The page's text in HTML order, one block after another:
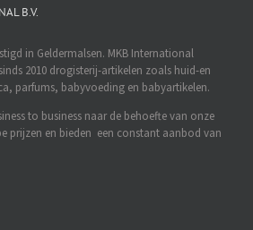
B.V.
in Geldermalsen. MKB International
2010 drogisterij-artikelen zoals huid-en
parfums, babyvoeding en babyartikelen.
to business naar de behoefte van onze
prijzen en bieden een constant aanbod van